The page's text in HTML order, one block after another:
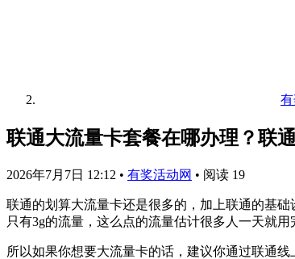
联通大流量卡套餐在哪办理？联
2026年7月7日 12:12 • 有奖活动网 • 阅读 19
联通的划算大流量卡还是很多的，加上联通的基
只有3g的流量，这么点的流量估计很多人一天就用
所以如果你想要大流量卡的话，建议你通过联通